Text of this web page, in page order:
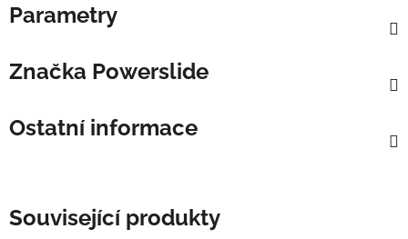
Parametry
Značka Powerslide
Ostatní informace
Související produkty